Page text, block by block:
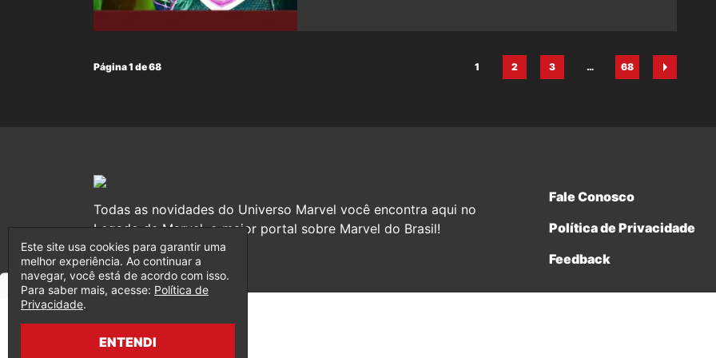
Página 1 de 68
Página
1
Página
2
Página
3
…
Página
68
Todas as novidades do Universo Marvel você encontra aqui no
Legado da Marvel, o maior portal sobre Marvel do Brasil!
Fale Conosco
Política de Privacidade
Feedback
© 2017-2026 Legado da Marvel, uma empresa da Legado Enterprises.
Este site usa cookies para garantir uma
melhor experiência. Ao continuar a
navegar, você está de acordo com isso.
Para saber mais, acesse: Política de
Privacidade.
ENTENDI